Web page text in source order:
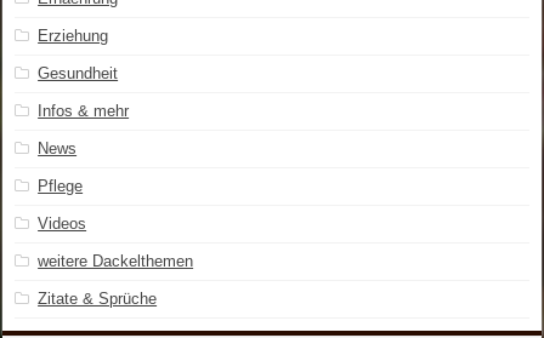
Erziehung
Gesundheit
Infos & mehr
News
Pflege
Videos
weitere Dackelthemen
Zitate & Sprüche